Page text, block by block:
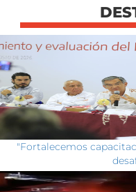
"Fortalecemos